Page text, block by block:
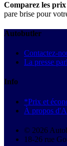
Comparez les prix
pare brise pour
Autobutler
Contactez-
La presse
Info
*Prix et
À propos
© 2026
18-26 rue